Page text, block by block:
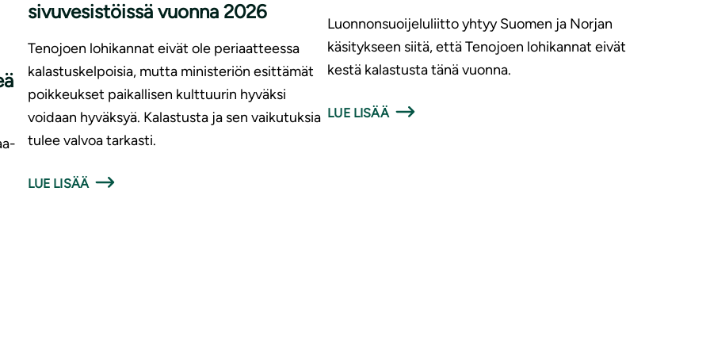
sivuvesistöissä vuonna 2026
Tenojoen lohikannat eivät ole periaatteessa
kalastuskelpoisia, mutta ministeriön esittämät
poikkeukset paikallisen kulttuurin hyväksi
voidaan hyväksyä. Kalastusta ja sen vaikutuksia
tulee valvoa tarkasti.
LUE LISÄÄ
Luonnonsuoijeluliitto yhtyy Suomen ja Norjan
käsitykseen siitä, että Tenojoen lohikannat eivät
kestä kalastusta tänä vuonna.
LUE LISÄÄ